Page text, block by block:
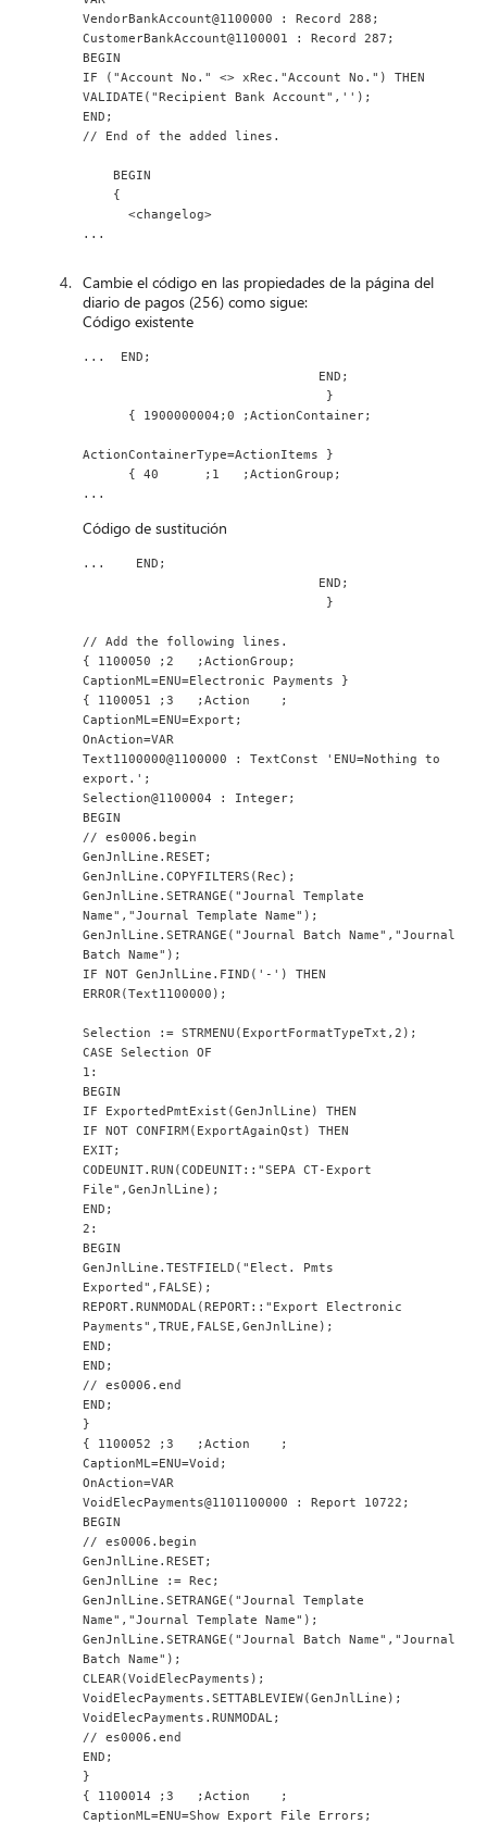
VendorBankAccount@1100000 : Record 288;
CustomerBankAccount@1100001 : Record 287;
BEGIN
IF ("Account No." <> xRec."Account No.") THEN
VALIDATE("Recipient Bank Account",'');
END;
// End of the added lines.
    BEGIN
    {
      <changelog>
...
Cambie el código en las propiedades de la página del
diario de pagos (256) como sigue:
Código existente
...  END;
                               END;
                                }
      { 1900000004;0 ;ActionContainer;
ActionContainerType=ActionItems }
      { 40      ;1   ;ActionGroup;
...
Código de sustitución
...    END;
                               END;
                                }
// Add the following lines.
{ 1100050 ;2   ;ActionGroup;
CaptionML=ENU=Electronic Payments }
{ 1100051 ;3   ;Action    ;
CaptionML=ENU=Export;
OnAction=VAR
Text1100000@1100000 : TextConst 'ENU=Nothing to
export.';
Selection@1100004 : Integer;
BEGIN
// es0006.begin
GenJnlLine.RESET;
GenJnlLine.COPYFILTERS(Rec);
GenJnlLine.SETRANGE("Journal Template
Name","Journal Template Name");
GenJnlLine.SETRANGE("Journal Batch Name","Journal
Batch Name");
IF NOT GenJnlLine.FIND('-') THEN
ERROR(Text1100000);
Selection := STRMENU(ExportFormatTypeTxt,2);
CASE Selection OF
1:
BEGIN
IF ExportedPmtExist(GenJnlLine) THEN
IF NOT CONFIRM(ExportAgainQst) THEN
EXIT;
CODEUNIT.RUN(CODEUNIT::"SEPA CT-Export
File",GenJnlLine);
END;
2:
BEGIN
GenJnlLine.TESTFIELD("Elect. Pmts
Exported",FALSE);
REPORT.RUNMODAL(REPORT::"Export Electronic
Payments",TRUE,FALSE,GenJnlLine);
END;
END;
// es0006.end
END;
}
{ 1100052 ;3   ;Action    ;
CaptionML=ENU=Void;
OnAction=VAR
VoidElecPayments@1101100000 : Report 10722;
BEGIN
// es0006.begin
GenJnlLine.RESET;
GenJnlLine := Rec;
GenJnlLine.SETRANGE("Journal Template
Name","Journal Template Name");
GenJnlLine.SETRANGE("Journal Batch Name","Journal
Batch Name");
CLEAR(VoidElecPayments);
VoidElecPayments.SETTABLEVIEW(GenJnlLine);
VoidElecPayments.RUNMODAL;
// es0006.end
END;
}
{ 1100014 ;3   ;Action    ;
CaptionML=ENU=Show Export File Errors;